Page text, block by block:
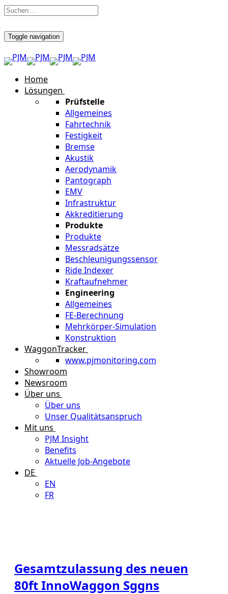
Toggle navigation
Home
Lösungen
Prüfstelle
Allgemeines
Fahrtechnik
Festigkeit
Bremse
Akustik
Aerodynamik
Pantograph
EMV
Infrastruktur
Akkreditierung
Produkte
Produkte
Messradsätze
Beschleunigungssensor
Ride Indexer
Kraftaufnehmer
Engineering
Allgemeines
FE-Berechnung
Mehrkörper-Simulation
Konstruktion
WaggonTracker
www.pjmonitoring.com
Showroom
Newsroom
Über uns
Über uns
Unser Qualitätsanspruch
Mit uns
PJM Insight
Benefits
Aktuelle Job-Angebote
DE
EN
FR
Gesamtzulassung des neuen
80ft InnoWaggon Sggns